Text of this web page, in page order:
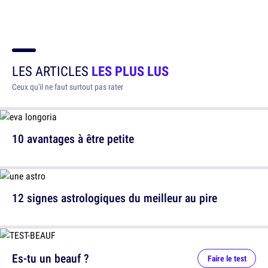
LES ARTICLES LES PLUS LUS
Ceux qu'il ne faut surtout pas rater
10 avantages à être petite
12 signes astrologiques du meilleur au pire
Es-tu un beauf ? Faire le test